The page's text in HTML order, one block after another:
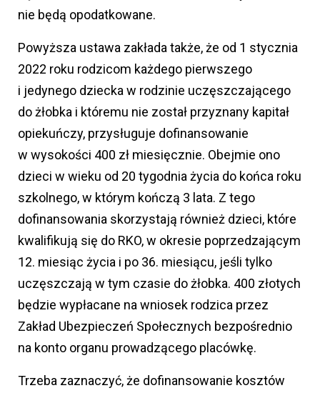
nie będą opodatkowane.
Powyższa ustawa zakłada także, że od 1 stycznia
2022 roku rodzicom każdego pierwszego
i jedynego dziecka w rodzinie uczęszczającego
do żłobka i któremu nie został przyznany kapitał
opiekuńczy, przysługuje dofinansowanie
w wysokości 400 zł miesięcznie. Obejmie ono
dzieci w wieku od 20 tygodnia życia do końca roku
szkolnego, w którym kończą 3 lata. Z tego
dofinansowania skorzystają również dzieci, które
kwalifikują się do RKO, w okresie poprzedzającym
12. miesiąc życia i po 36. miesiącu, jeśli tylko
uczęszczają w tym czasie do żłobka. 400 złotych
będzie wypłacane na wniosek rodzica przez
Zakład Ubezpieczeń Społecznych bezpośrednio
na konto organu prowadzącego placówkę.
Trzeba zaznaczyć, że dofinansowanie kosztów